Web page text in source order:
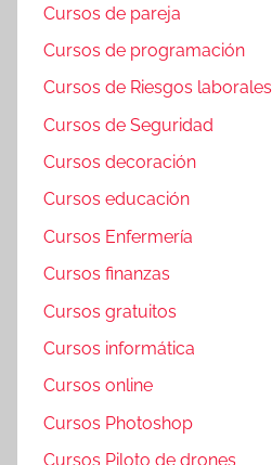
Cursos de pareja
Cursos de programación
Cursos de Riesgos laborales
Cursos de Seguridad
Cursos decoración
Cursos educación
Cursos Enfermería
Cursos finanzas
Cursos gratuitos
Cursos informática
Cursos online
Cursos Photoshop
Cursos Piloto de drones